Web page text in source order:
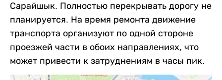
Сарайшык. Полностью перекрывать дорогу не
планируется. На время ремонта движение
транспорта организуют по одной стороне
проезжей части в обоих направлениях, что
может привести к затруднениям в часы пик.